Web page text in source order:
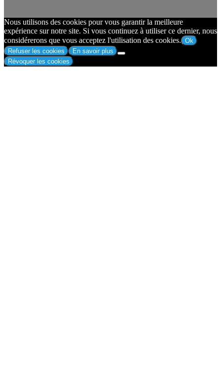
Nous utilisons des cookies pour vous garantir la meilleure
expérience sur notre site. Si vous continuez à utiliser ce dernier, nous
considérerons que vous acceptez l'utilisation des cookies. Ok
Refuser les cookies
En savoir plus
Révoquer les cookies